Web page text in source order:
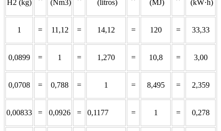
H2 (kg)
(Nm3)
(litros)
(MJ)
(kW·h)
1 = 11,12 = 14,12 = 120 = 33,33
0,0899 = 1 = 1,270 = 10,8 = 3,00
0,0708 = 0,788 = 1 = 8,495 = 2,359
0,00833 = 0,0926 = 0,1177 = 1 = 0,278